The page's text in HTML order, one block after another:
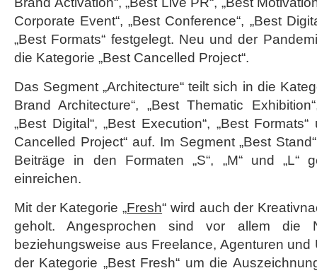
Corporate Event“, „Best Conference“, „Best
„Best Formats“ festgelegt. Neu und der
die Kategorie „Best Cancelled Project“.
Das Segment „Architecture“ teilt sich in die
Brand Architecture“, „Best Thematic
„Best Digital“, „Best Execution“, „Best
Cancelled Project“ auf. Im Segment „Best
Beiträge in den Formaten „S“, „M“ und „L“
einreichen.
Mit der Kategorie „Fresh“ wird auch der
geholt. Angesprochen sind vor allem die
beziehungsweise aus Freelance, Agenturen
der Kategorie „Best Fresh“ um die